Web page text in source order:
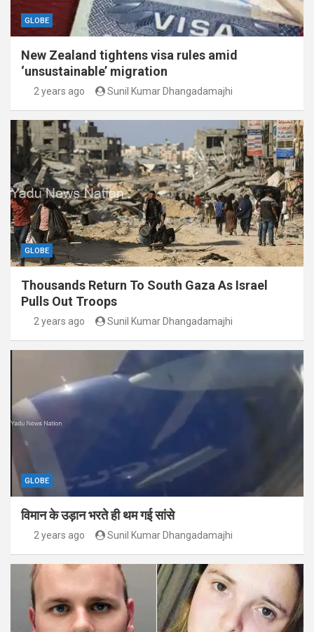
GLOBE
New Zealand tightens visa rules amid
‘unsustainable’ migration
2 years ago Sunil Kumar Dhangadamajhi
GLOBE
Thousands Return To South Gaza As Israel
Pulls Out Troops
2 years ago Sunil Kumar Dhangadamajhi
GLOBE
विमान के उड़ान भरते ही थम गई सांसे
2 years ago Sunil Kumar Dhangadamajhi